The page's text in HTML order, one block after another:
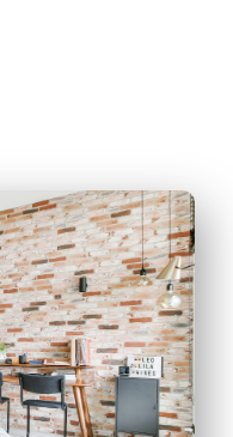
de
Profitez de
à ce que
.